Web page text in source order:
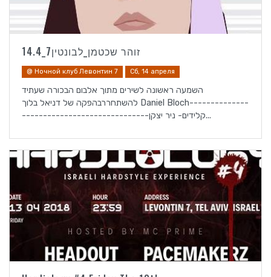
זוהר שכטמן_לבונטין7_14.4
@ Ночной клуб Левонтин 7 Сб, 14 апреля
השמעה ראשונה לשירים מתוך אלבום הבכורה שעתיד
להשתחררבהפקה של דניאל בלוך Daniel Bloch--------------
------------------------------קלידים- ניר יצקן...